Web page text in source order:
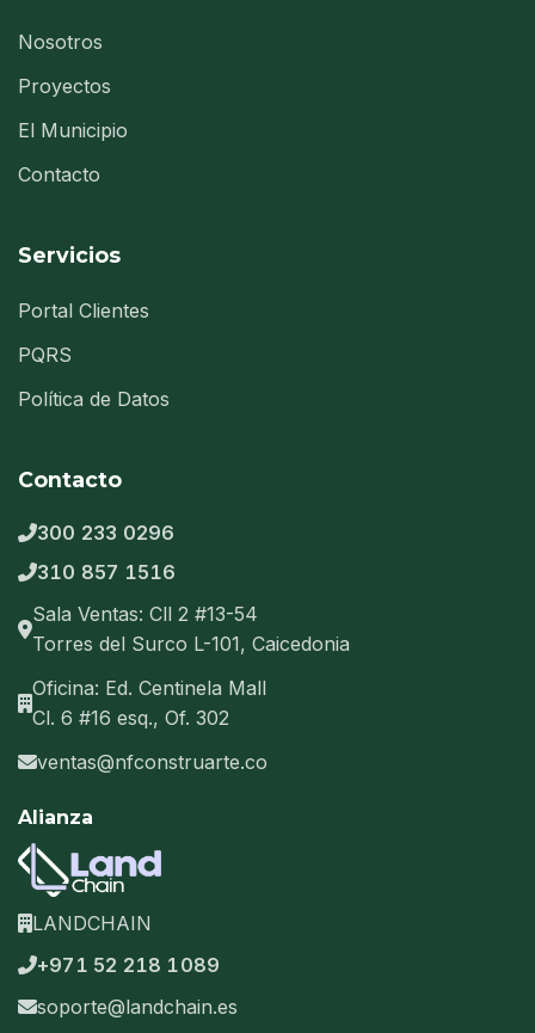
Nosotros
Proyectos
El Municipio
Contacto
Servicios
Portal Clientes
PQRS
Política de Datos
Contacto
300 233 0296
310 857 1516
Sala Ventas: Cll 2 #13-54
Torres del Surco L-101, Caicedonia
Oficina: Ed. Centinela Mall
Cl. 6 #16 esq., Of. 302
ventas@nfconstruarte.co
Alianza
LANDCHAIN
+971 52 218 1089
soporte@landchain.es